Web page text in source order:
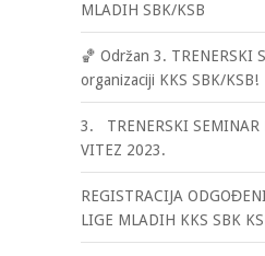
MLADIH SBK/KSB
🏀 Održan 3. TRENERSKI
organizaciji KKS SBK/KSB!
3. TRENERSKI SEMINAR
VITEZ 2023.
REGISTRACIJA
LIGE MLADIH KKS SBK